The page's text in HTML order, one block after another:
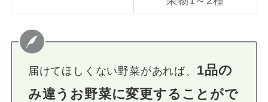
届けてほしくない野菜があれば、 1品の
み違うお野菜に変更することがで